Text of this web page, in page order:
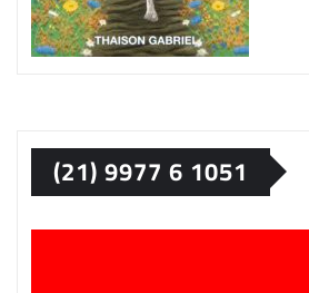
(21) 9977 6 1051